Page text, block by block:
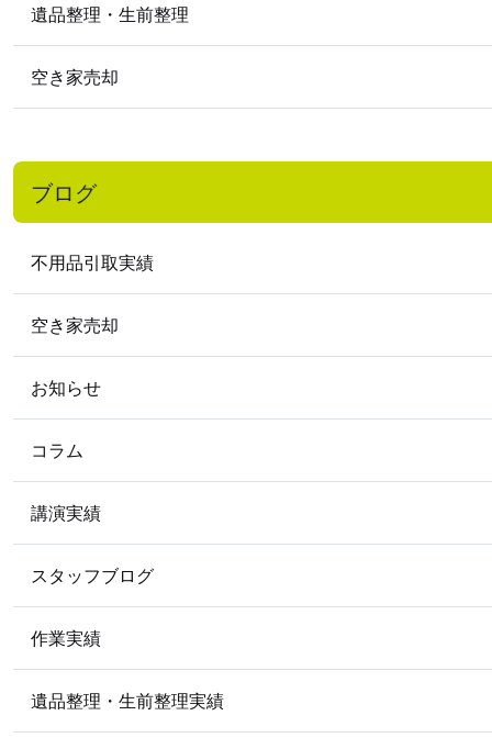
遺品整理・生前整理
空き家売却
ブログ
不用品引取実績
空き家売却
お知らせ
コラム
講演実績
スタッフブログ
作業実績
遺品整理・生前整理実績